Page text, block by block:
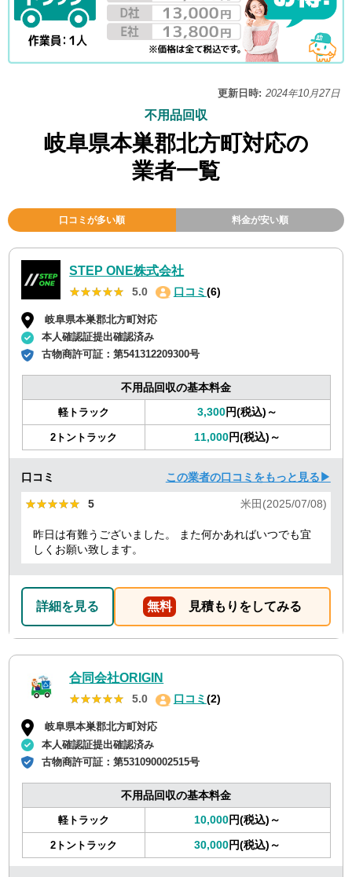
更新日時: 2024年10月27日
不用品回収
岐阜県本巣郡北方町対応の
業者一覧
口コミが多い順 料金が安い順
STEP ONE株式会社
★★★★★
★★★★★ 5.0 口コミ (6)
岐阜県本巣郡北方町対応
本人確認証提出確認済み
古物商許可証：第541312209300号
不用品回収の基本料金
軽トラック 3,300円(税込)～
2トントラック 11,000円(税込)～
口コミ この業者の口コミをもっと見る▶
★★★★★
★★★★★ 5 米田(2025/07/08)
昨日は有難うございました。 また何かあればいつでも宜
しくお願い致します。
詳細を見る 無料 見積もりをしてみる
合同会社ORIGIN
★★★★★
★★★★★ 5.0 口コミ(2)
岐阜県本巣郡北方町対応
本人確認証提出確認済み
古物商許可証：第531090002515号
不用品回収の基本料金
軽トラック 10,000円(税込)～
2トントラック 30,000円(税込)～